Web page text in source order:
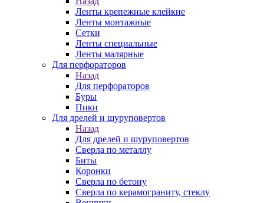
Ленты крепежные клейкие
Ленты монтажные
Сетки
Ленты специальные
Ленты малярные
Для перфораторов
Назад
Для перфораторов
Буры
Пики
Для дрелей и шуруповертов
Назад
Для дрелей и шуруповертов
Сверла по металлу
Биты
Коронки
Сверла по бетону
Сверла по керамограниту, стеклу